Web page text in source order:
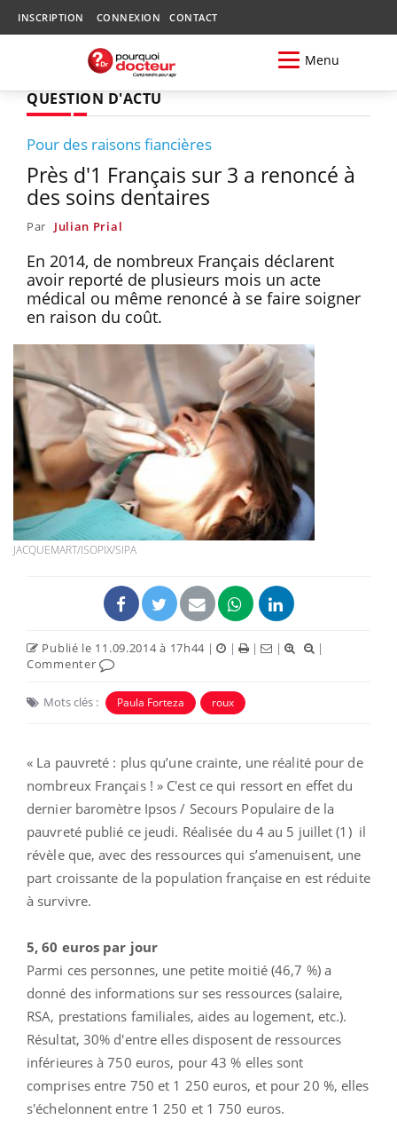
INSCRIPTION CONNEXION CONTACT
Menu
QUESTION D'ACTU
Pour des raisons fiancières
Près d'1 Français sur 3 a renoncé à
des soins dentaires
Par Julian Prial
En 2014, de nombreux Français déclarent
avoir reporté de plusieurs mois un acte
médical ou même renoncé à se faire soigner
en raison du coût.
JACQUEMART/ISOPIX/SIPA
Publié le 11.09.2014 à 17h44 | | | |
|
Commenter
Mots clés : Paula Forteza roux
« La pauvreté : plus qu’une crainte, une réalité pour de
nombreux Français ! » C'est ce qui ressort en effet du
dernier baromètre Ipsos / Secours Populaire de la
pauvreté publié ce jeudi. Réalisée du 4 au 5 juillet (1) il
révèle que, avec des ressources qui s’amenuisent, une
part croissante de la population française en est réduite
à survivre.
5, 60 euros par jour
Parmi ces personnes, une petite moitié (46,7 %) a
donné des informations sur ses ressources (salaire,
RSA, prestations familiales, aides au logement, etc.).
Résultat, 30% d'entre elles disposent de ressources
inférieures à 750 euros, pour 43 % elles sont
comprises entre 750 et 1 250 euros, et pour 20 %, elles
s'échelonnent entre 1 250 et 1 750 euros.